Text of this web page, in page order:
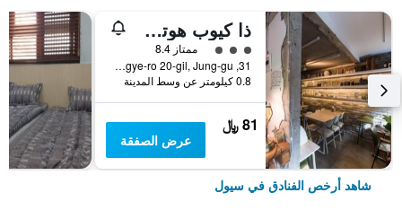
ذا كيوب هوتل - دار ضيافة
تقييم فئة 3ممتاز 8.4
31, Toegye-ro 20-gil, Jung-gu, سيول, كوريا الجنوبية
0.8 كيلومتر عن وسط المدينة
81 ﷼
عرض الصفقة
شاهد أرخص الفنادق في سيول